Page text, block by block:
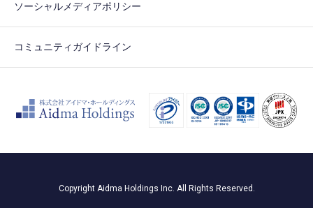
ソーシャルメディアポリシー
コミュニティガイドライン
Copyright Aidma Holdings Inc. All Rights Reserved.